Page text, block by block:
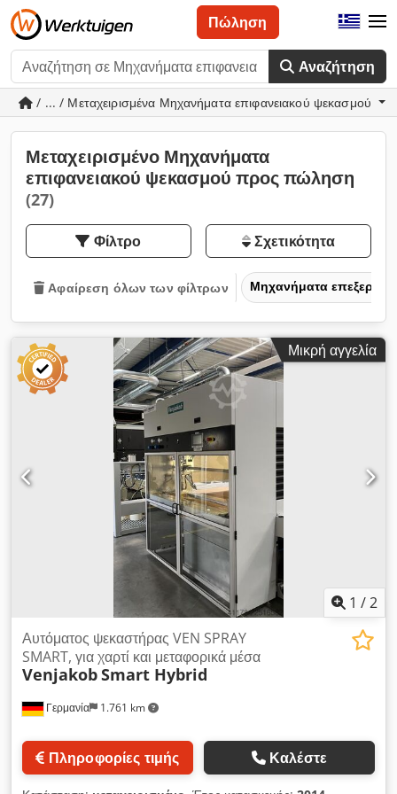
Αναζήτηση
Πώληση
/ ... / Μεταχειρισμένα Μηχανήματα επιφανειακού ψεκασμού
Μεταχειρισμένο Μηχανήματα
επιφανειακού ψεκασμού προς πώληση
(27)
Φίλτρο Σχετικότητα
Αφαίρεση όλων των φίλτρων Μηχανήματα
Μικρή αγγελία
1 /2
Γερμανία 1.761 km
Αυτόματος ψεκαστήρας VEN SPRAY
SMART, για χαρτί και μεταφορικά μέσα
VenjakobSmart Hybrid
Πληροφορίες τιμής Καλέστε